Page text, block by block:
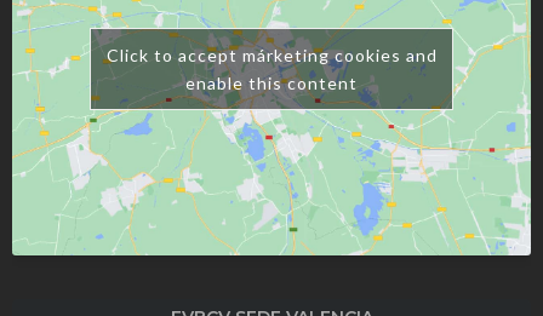
Click to accept márketing cookies and
enable this content